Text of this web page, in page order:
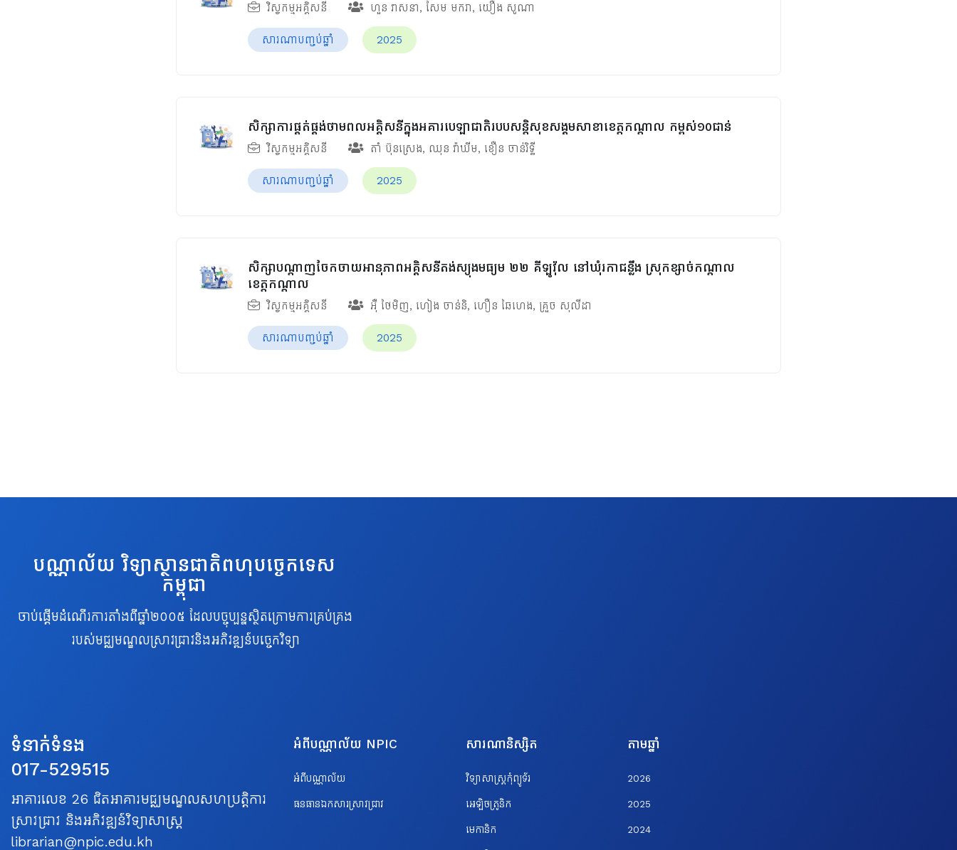
វិស្វកម្មអគ្គិសនី ហួន​ វាសនា, សែម មករា, យឿង សូណា
សារណាបញ្ចប់ឆ្នាំ 2025
សិក្សាការផ្គត់ផ្គង់ថាមពលអគ្គិសនីក្នុងអគារបេឡាជាតិរបបសន្តិសុខ​សង្គមសាខាខេត្តកណ្តាល កម្ពស់១០ជាន់
វិស្វកម្មអគ្គិសនី តាំ ប៊ុនស្រេង, ឈុន វ៉ាឃីម​, ខឿន ចាន់រិទ្ធី​
សារណាបញ្ចប់ឆ្នាំ 2025
សិក្សាបណ្តាញចែកចាយអានុភាពអគ្គិសនីតង់ស្យុងមធ្យម ២២ គីឡូវ៉ុល នៅឃុំរកាជន្លឹង ស្រុកខ្សាច់កណ្ដាល
ខេត្តកណ្ដាល
វិស្វកម្មអគ្គិសនី អ៊ឺ ថៃមិញ, ហៀង ចាន់និ, ហឿន ឆៃហេង, គ្រួច សុលីដា
សារណាបញ្ចប់ឆ្នាំ 2025
បណ្ណាល័យ វិទ្យាស្ថានជាតិពហុបច្ចេកទេស
កម្ពុជា
ចាប់ផ្តើមដំណើរការតាំងពីឆ្នាំ២០០៥ ដែលបច្ចុប្បន្នស្ថិតក្រោមការគ្រប់គ្រង
របស់មជ្ឈមណ្ឌលស្រាវជ្រាវនិងអភិវឌ្ឍន៍បច្ចេកវិទ្យា
ទំនាក់ទំនង
017-529515
អាគារលេខ 26 ជិតអាគារមជ្ឈមណ្ឌលសហប្រត្តិការ
ស្រាវជ្រាវ និងអភិវឌ្ឍន៍វិទ្យាសាស្ត្រ
librarian@npic.edu.kh
អំពីបណ្ណាល័យ NPIC
អំពីបណ្ណាល័យ
ធនធានឯកសារស្រាវជ្រាវ
សារណានិស្សិត
វិទ្យាសាស្ត្រកុំព្យូទ័រ
អេឡិចត្រូនិក
មេកានិក
តាមឆ្នាំ
2026
2025
2024